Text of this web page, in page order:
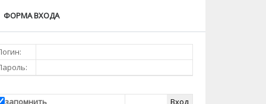
ФОРМА ВХОДА
запомнить